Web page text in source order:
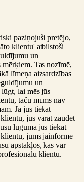
paziņojuši pretējo,
klientu' atbilstoši
un
mērķiem. Tas nozīmē,
līmeņa aizsardzības
un
lai mēs jūs
taču mums nav
Ja jūs tiekat
jūs varat zaudēt
lūguma jūs tiekat
jums jāinformē
apstākļos, kas var
klientu.